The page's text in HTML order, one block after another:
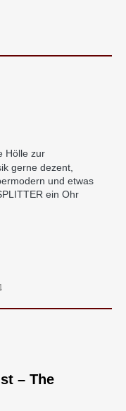
Hölle zur
gerne dezent,
und etwas
ein Ohr
– The